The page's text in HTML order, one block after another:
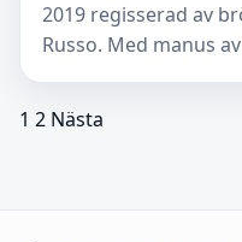
2019 regisserad av
Russo. Med manus
1 2 Nästa